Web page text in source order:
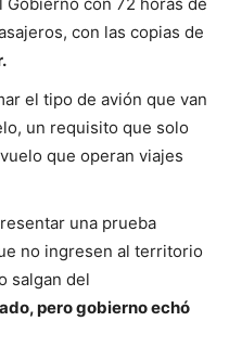
con las copias de
el tipo de avión que van
un requisito que solo
que operan viajes
una prueba
no ingresen al territorio
salgan del
pero gobierno echó